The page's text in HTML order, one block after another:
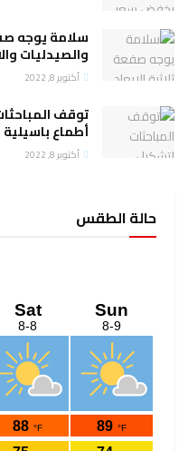
سلامة يوجه
والصيدليات
أكتوبر 8, 2022
توقف
أطماع باسيلية
أكتوبر 8, 2022
حالة الطقس